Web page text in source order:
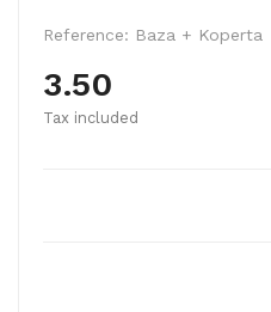
Reference: Baza + Koperta
3.50
Tax included